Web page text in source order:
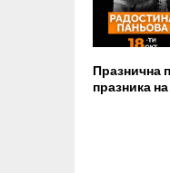
Празнична
празника